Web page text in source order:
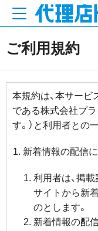
ご利用規約
本規約は、本サービ
である株式会社プラ
す。）と利用者との
新着情報の配信
利用者は、掲
サイトから新
のとします。
新着情報の配